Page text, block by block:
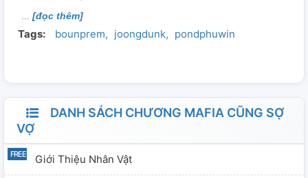
[đọc thêm]
Tags: bounprem joongdunk pondphuwin
DANH SÁCH CHƯƠNG MAFIA CŨNG SỢ
VỢ
Giới Thiệu Nhân Vật